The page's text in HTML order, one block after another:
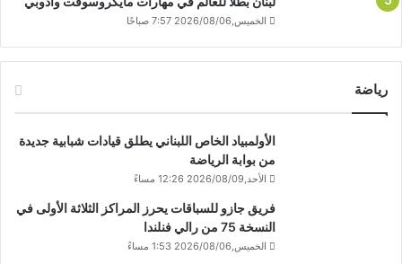
الخميس,2026/08/06 7:57 صباحًا
رياضة
الأولمبياد الخاص اللبناني يطلق قيادات شبابية جديدة
من بوابة الرياضة
الأحد,2026/08/09 12:26 مساءً
فريق جازو للسباقات يحرز المراكز الثلاثة الأولى في
النسخة 75 من رالي فنلندا
الخميس,2026/08/06 1:53 مساءً